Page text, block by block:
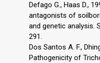
Defago G., Haas D.,
antagonists of
and genetic analysis.
291.
Dos Santos A. F.,
Pathogenicity of